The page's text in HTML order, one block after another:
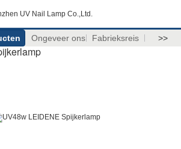
UV Nail Lamp Co.,Ltd.
Ongeveer ons Fabrieksreis >>